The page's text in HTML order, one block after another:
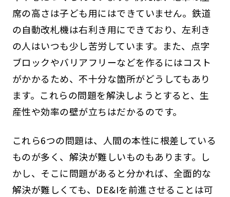
席の高さは子ども用にはできていません。鉄道
の自動改札機は右利き用にできており、左利き
の人はいつも少し苦労しています。また、点字
ブロックやバリアフリーなどを作るにはコスト
がかかるため、不十分な箇所がどうしてもあり
ます。これらの問題を解決しようとすると、生
産性や効率の壁が立ちはだかるのです。
これら6つの問題は、人間の本性に根差している
ものが多く、解決が難しいものもあります。し
かし、そこに問題があると分かれば、全面的な
解決が難しくても、DE&Iを前進させることは可